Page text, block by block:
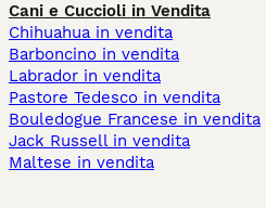
Cani e Cuccioli in Vendita
Chihuahua in vendita
Barboncino in vendita
Labrador in vendita
Pastore Tedesco in vendita
Bouledogue Francese in vendita
Jack Russell in vendita
Maltese in vendita